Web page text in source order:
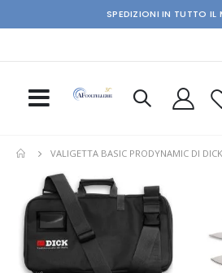
SPEDIZIONI IN TUTTO IL
VALIGETTA BASIC PRODYNAMIC DI DICK
the
end
of
the